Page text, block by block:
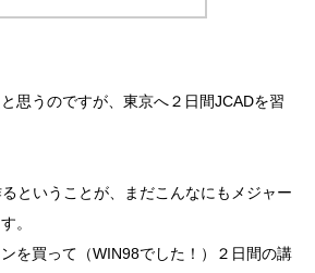
思うのですが、東京へ２日間JCADを習
ということが、まだこんなにもメジャー
。
を買って（WIN98でした！）２日間の講